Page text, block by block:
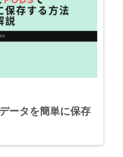
ータを簡単に保存